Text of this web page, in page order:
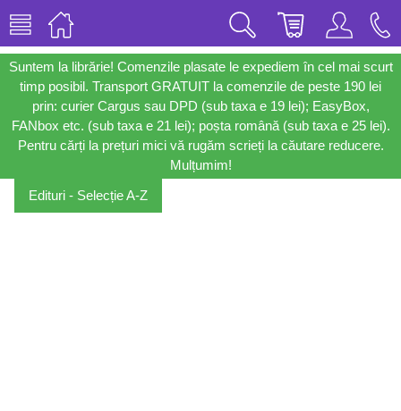
Suntem la librărie! Comenzile plasate le expediem în cel mai scurt
timp posibil. Transport GRATUIT la comenzile de peste 190 lei
prin: curier Cargus sau DPD (sub taxa e 19 lei); EasyBox,
FANbox etc. (sub taxa e 21 lei); poșta română (sub taxa e 25 lei).
Pentru cărți la prețuri mici vă rugăm scrieți la căutare reducere.
Mulțumim!
Edituri - Selecție A-Z